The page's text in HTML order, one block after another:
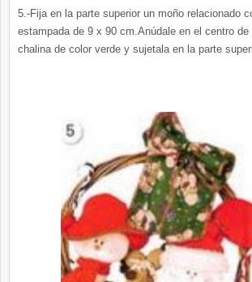
5.-Fija en la parte superior un moño relacionado
estampada de 9 x 90 cm.Anúdale en el centro
chalina de color verde y sujetala en la parte